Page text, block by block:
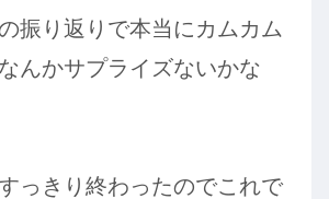
振り返りで本当にカムカム
んかサプライズないかな
っきり終わったのでこれで